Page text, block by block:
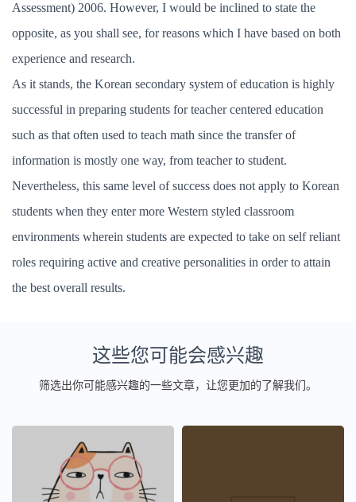
Assessment) 2006. However, I would be inclined to state the
opposite, as you shall see, for reasons which I have based on both
experience and research.
As it stands, the Korean secondary system of education is highly
successful in preparing students for teacher centered education
such as that often used to teach math since the transfer of
information is mostly one way, from teacher to student.
Nevertheless, this same level of success does not apply to Korean
students when they enter more Western styled classroom
environments wherein students are expected to take on self reliant
roles requiring active and creative personalities in order to attain
the best overall results.
这些您可能会感兴趣
筛选出你可能感兴趣的一些文章，让您更加的了解我们。